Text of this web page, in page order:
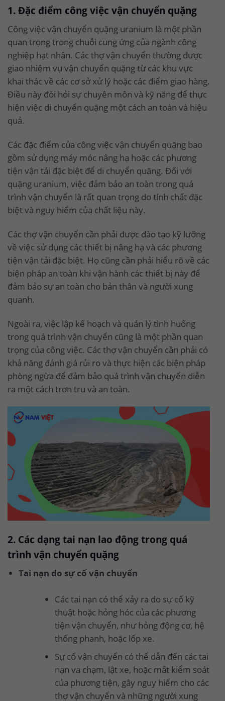
1. Đặc điểm công việc vận chuyển quặng
Công việc vận chuyển quặng uranium là một phần
quan trọng trong chuỗi cung ứng của ngành công
nghiệp hạt nhân. Các thợ vận chuyển thường được
giao nhiệm vụ vận chuyển quặng từ các khu vực
khai thác về các cơ sở xử lý hoặc các điểm giao hàng.
Điều này đòi hỏi sự chuyên môn và kỹ năng để thực
hiện việc di chuyển quặng một cách an toàn và hiệu
quả.
Các đặc điểm của công việc vận chuyển quặng bao
gồm sử dụng máy móc nâng hạ hoặc các phương
tiện vận tải đặc biệt để di chuyển quặng. Đối với
quặng uranium, việc đảm bảo an toàn trong quá
trình vận chuyển là rất quan trọng do tính chất đặc
biệt và nguy hiểm của chất liệu này.
Các thợ vận chuyển cần phải được đào tạo kỹ lưỡng
về việc sử dụng các thiết bị nâng hạ và các phương
tiện vận tải đặc biệt. Họ cũng cần phải hiểu rõ về các
biện pháp an toàn khi vận hành các thiết bị này để
đảm bảo sự an toàn cho bản thân và người xung
quanh.
Ngoài ra, việc lập kế hoạch và quản lý tình huống
trong quá trình vận chuyển cũng là một phần quan
trọng của công việc. Các thợ vận chuyển cần phải có
khả năng đánh giá rủi ro và thực hiện các biện pháp
phòng ngừa để đảm bảo quá trình vận chuyển diễn
ra một cách trơn tru và an toàn.
2. Các dạng tai nạn lao động trong quá
trình vận chuyển quặng
Tai nạn do sự cố vận chuyển
Các tai nạn có thể xảy ra do sự cố kỹ
thuật hoặc hỏng hóc của các phương
tiện vận chuyển, như hỏng động cơ, hệ
thống phanh, hoặc lốp xe.
Sự cố vận chuyển có thể dẫn đến các tai
nạn va chạm, lật xe, hoặc mất kiểm soát
của phương tiện, gây nguy hiểm cho các
thợ vận chuyển và những người xung